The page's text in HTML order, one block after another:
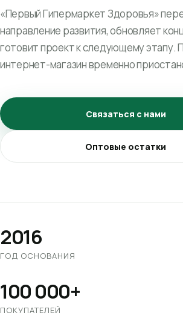
«Первый Гипермаркет Здоровья»
направление развития, обновляет
готовит проект к следующему этапу.
интернет-магазин временно
Связаться с нами
Оптовые остатки
2016
ГОД ОСНОВАНИЯ
100 000+
ПОКУПАТЕЛЕЙ